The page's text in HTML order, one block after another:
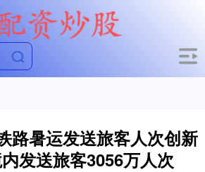
路暑运发送旅客人次创新
发送旅客3056万人次